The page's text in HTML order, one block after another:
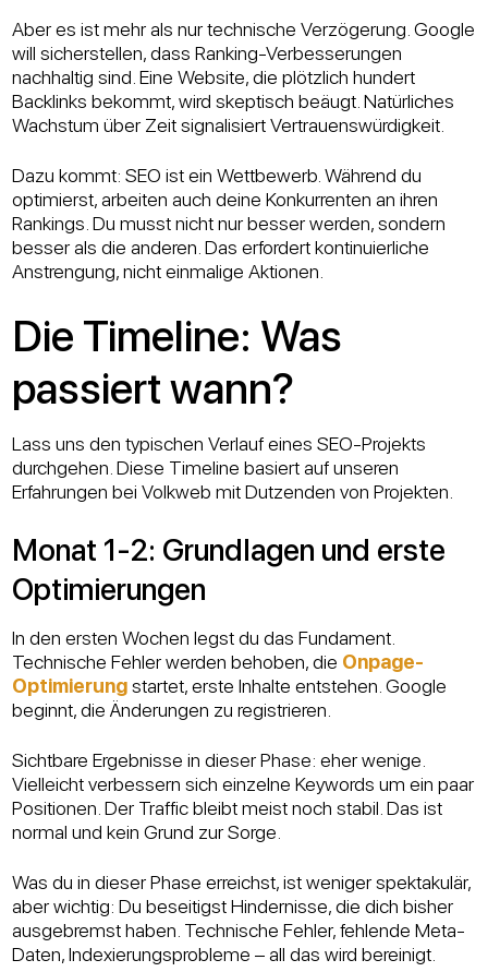
Aber es ist mehr als nur technische Verzögerung. Google
will sicherstellen, dass Ranking-Verbesserungen
nachhaltig sind. Eine Website, die plötzlich hundert
Backlinks bekommt, wird skeptisch beäugt. Natürliches
Wachstum über Zeit signalisiert Vertrauenswürdigkeit.
Dazu kommt: SEO ist ein Wettbewerb. Während du
optimierst, arbeiten auch deine Konkurrenten an ihren
Rankings. Du musst nicht nur besser werden, sondern
besser als die anderen. Das erfordert kontinuierliche
Anstrengung, nicht einmalige Aktionen.
Die Timeline: Was
passiert wann?
Lass uns den typischen Verlauf eines SEO-Projekts
durchgehen. Diese Timeline basiert auf unseren
Erfahrungen bei Volkweb mit Dutzenden von Projekten.
Monat 1-2: Grundlagen und erste
Optimierungen
In den ersten Wochen legst du das Fundament.
Technische Fehler werden behoben, die Onpage-
Optimierungstartet, erste Inhalte entstehen. Google
beginnt, die Änderungen zu registrieren.
Sichtbare Ergebnisse in dieser Phase: eher wenige.
Vielleicht verbessern sich einzelne Keywords um ein paar
Positionen. Der Traffic bleibt meist noch stabil. Das ist
normal und kein Grund zur Sorge.
Was du in dieser Phase erreichst, ist weniger spektakulär,
aber wichtig: Du beseitigst Hindernisse, die dich bisher
ausgebremst haben. Technische Fehler, fehlende Meta-
Daten, Indexierungsprobleme – all das wird bereinigt.